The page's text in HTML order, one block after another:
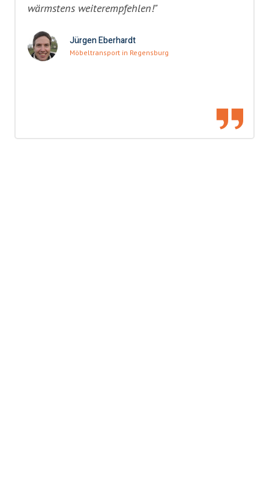
wärmstens weiterempfehlen!"
Jürgen Eberhardt
Möbeltransport in Regensburg